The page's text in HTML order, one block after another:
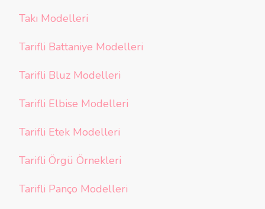
Takı Modelleri
Tarifli Battaniye Modelleri
Tarifli Bluz Modelleri
Tarifli Elbise Modelleri
Tarifli Etek Modelleri
Tarifli Örgü Örnekleri
Tarifli Panço Modelleri